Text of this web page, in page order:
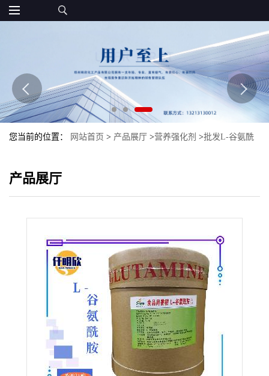
您当前的位置： 网站首页 > 产品展厅 >营养强化剂 >批发L-谷氨酰
产品展厅